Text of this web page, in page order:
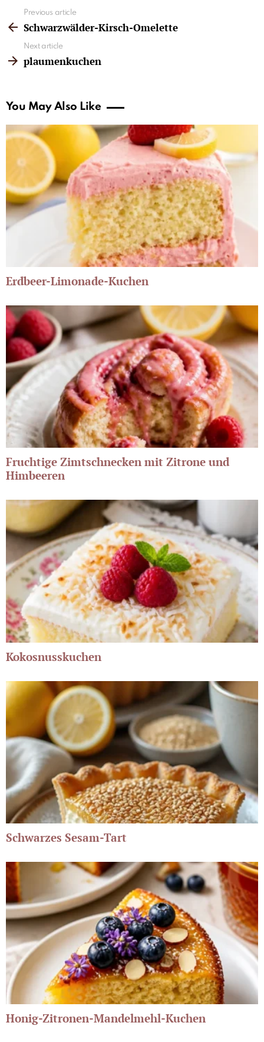
more
Previous article
Schwarzwälder-Kirsch-Omelette
Next article
plaumenkuchen
You May Also Like
Erdbeer-Limonade-Kuchen
Fruchtige Zimtschnecken mit Zitrone und
Himbeeren
Kokosnusskuchen
Schwarzes Sesam-Tart
Honig-Zitronen-Mandelmehl-Kuchen